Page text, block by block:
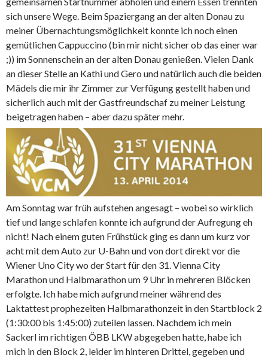
sich unsere Wege. Beim Spaziergang an der alten Donau zu
meiner Übernachtungsmöglichkeit konnte ich noch einen
gemütlichen Cappuccino (bin mir nicht sicher ob das einer war
;)) im Sonnenschein an der alten Donau genießen. Vielen Dank
an dieser Stelle an Kathi und Gero und natürlich auch die beiden
Mädels die mir ihr Zimmer zur Verfügung gestellt haben und
sicherlich auch mit der Gastfreundschaf zu meiner Leistung
beigetragen haben – aber dazu später mehr.
Am Sonntag war früh aufstehen angesagt – wobei so wirklich
tief und lange schlafen konnte ich aufgrund der Aufregung eh
nicht! Nach einem guten Frühstück ging es dann um kurz vor
acht mit dem Auto zur U-Bahn und von dort direkt vor die
Wiener Uno City wo der Start für den 31. Vienna City
Marathon und Halbmarathon um 9 Uhr in mehreren Blöcken
erfolgte. Ich habe mich aufgrund meiner während des
Laktattest prophezeiten Halbmarathonzeit in den Startblock 2
(1:30:00 bis 1:45:00) zuteilen lassen. Nachdem ich mein
Sackerl im richtigen ÖBB LKW abgegeben hatte, habe ich
mich in den Block 2, leider im hinteren Drittel, gegeben und